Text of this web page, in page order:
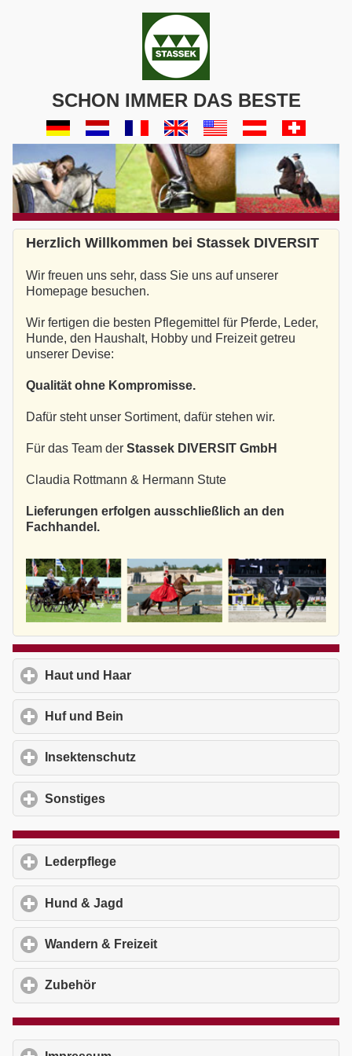
SCHON IMMER DAS BESTE
Herzlich Willkommen bei Stassek DIVERSIT
Wir freuen uns sehr, dass Sie uns auf unserer
Homepage besuchen.
Wir fertigen die besten Pflegemittel für Pferde, Leder,
Hunde, den Haushalt, Hobby und Freizeit getreu
unserer Devise:
Qualität ohne Kompromisse.
Dafür steht unser Sortiment, dafür stehen wir.
Für das Team der Stassek DIVERSIT GmbH
Claudia Rottmann & Hermann Stute
Lieferungen erfolgen ausschließlich an den
Fachhandel.
Haut und Haar
Huf und Bein
Insektenschutz
Sonstiges
Lederpflege
Hund & Jagd
Wandern & Freizeit
Zubehör